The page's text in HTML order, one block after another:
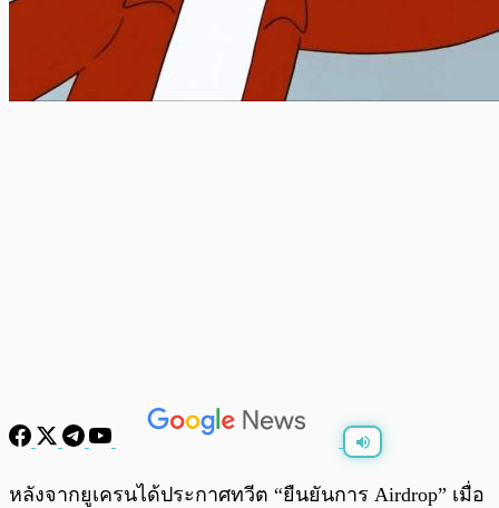
หลังจากยูเครนได้ประกาศทวีต “ยืนยันการ Airdrop” เมื่อ